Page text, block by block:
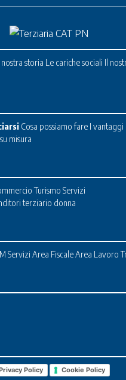
nostra storia Le cariche sociali Il
Cosa possiamo fare I vantaggi
misura
Turismo Servizi
terziario donna
Servizi Area FiscaleArea Lavoro
Policy Cookie Policy